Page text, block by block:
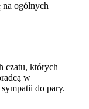
na ogólnych
czatu, których
w
do pary.